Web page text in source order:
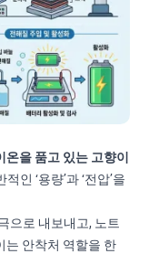
온을 품고 있는 고향이
인 ‘용량’과 ‘전압’을
으로 내보내고, 노트
는 안착처 역할을 한